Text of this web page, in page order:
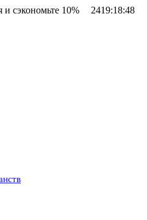
10% 2419:18:47